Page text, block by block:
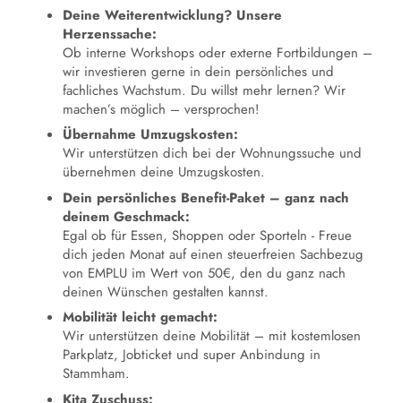
Deine Weiterentwicklung? Unsere
Herzenssache:
Ob interne Workshops oder externe Fortbildungen –
wir investieren gerne in dein persönliches und
fachliches Wachstum. Du willst mehr lernen? Wir
machen’s möglich – versprochen!
Übernahme Umzugskosten:
Wir unterstützen dich bei der Wohnungssuche und
übernehmen deine Umzugskosten.
Dein persönliches Benefit-Paket – ganz nach
deinem Geschmack:
Egal ob für Essen, Shoppen oder Sporteln - Freue
dich jeden Monat auf einen steuerfreien Sachbezug
von EMPLU im Wert von 50€, den du ganz nach
deinen Wünschen gestalten kannst.
Mobilität leicht gemacht:
Wir unterstützen deine Mobilität – mit kostemlosen
Parkplatz, Jobticket und super Anbindung in
Stammham.
Kita Zuschuss: